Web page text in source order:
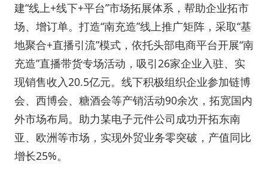
建“线上+线下+平台”市场拓展体系，帮助企业拓市
场、增订单。打造“南充造”线上推广矩阵，采取“基
地聚合+直播引流”模式，依托头部电商平台开展“南
充造”直播带货专场活动，吸引26家企业入驻、实
现销售收入20.5亿元。线下积极组织企业参加链博
会、西博会、糖酒会等产销活动90余次，拓宽国内
外市场布局。助力某电子元件公司成功开拓东南
亚、欧洲等市场，实现外贸业务零突破，产值同比
增长25%。